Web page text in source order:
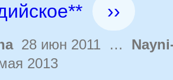
››
28 июн 2011 …
2013